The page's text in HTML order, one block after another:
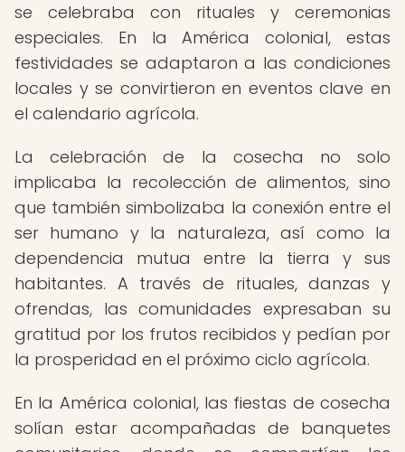
se celebraba con rituales y ceremonias
especiales. En la América colonial, estas
festividades se adaptaron a las condiciones
locales y se convirtieron en eventos clave en
el calendario agrícola.
La celebración de la cosecha no solo
implicaba la recolección de alimentos, sino
que también simbolizaba la conexión entre el
ser humano y la naturaleza, así como la
dependencia mutua entre la tierra y sus
habitantes. A través de rituales, danzas y
ofrendas, las comunidades expresaban su
gratitud por los frutos recibidos y pedían por
la prosperidad en el próximo ciclo agrícola.
En la América colonial, las fiestas de cosecha
solían estar acompañadas de banquetes